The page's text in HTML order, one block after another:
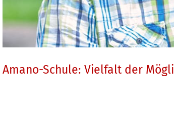
Amano-Schule: Vielfalt der